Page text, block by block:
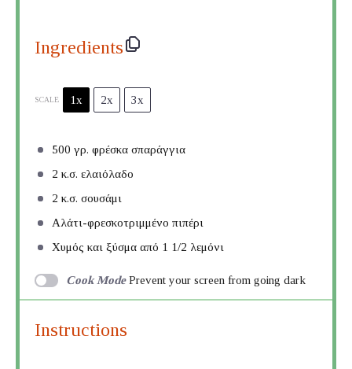
Ingredients
SCALE 1x 2x 3x
500 γρ. φρέσκα σπαράγγια
2 κ.σ. ελαιόλαδο
2 κ.σ. σουσάμι
Αλάτι-φρεσκοτριμμένο πιπέρι
Xυμός και ξύσμα από 1 1/2 λεμόνι
Cook Mode Prevent your screen from going dark
Instructions